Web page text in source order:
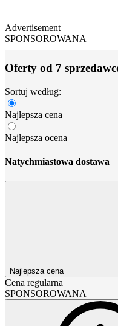
Advertisement
SPONSOROWANA
Oferty od 7
Sortuj według:
Najlepsza cena
Najlepsza ocena
Natychmiastowa dostawa
Najlepsza cena
Cena regularna
SPONSOROWANA